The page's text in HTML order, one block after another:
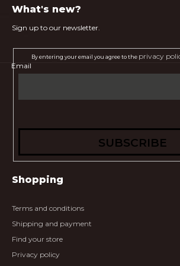
What's new?
Sign up to our newsletter.
Email
By entering your email you agree to the privacy
SUBSCRIBE
Shopping
Terms and conditions
Shipping and payment
Find your store
Privacy policy